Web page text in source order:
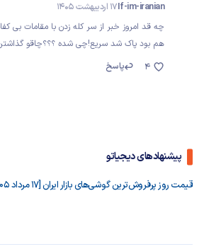
If-im-iranian17 اردیبهشت 1405
چه قد امروز خبر از سر کله زدن با مقامات بی
هم بود پاک شد سریع!چی شده ؟؟؟چاقو گذاشتن
پاسخ
4
پیشنهادهای دیجیاتو
قیمت روز پرفروش‌ترین گوشی‌های بازار ایران [17 مرداد 1405]